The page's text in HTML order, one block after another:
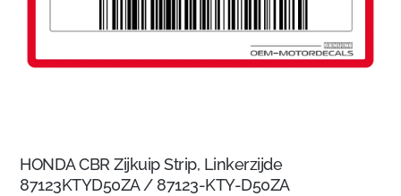
HONDA CBR Zijkuip Strip, Linkerzijde
87123KTYD50ZA / 87123-KTY-D50ZA